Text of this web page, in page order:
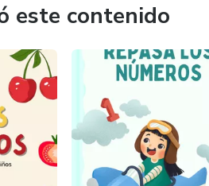
este contenido